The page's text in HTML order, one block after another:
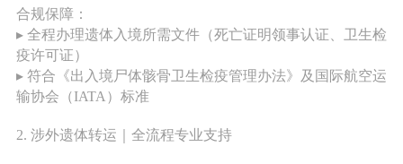
跨境协作
服务场景
合规保障：
▸ 全程办理遗体入境所需文件（死亡证明领事认证、卫生检
疫许可证）
▸ 符合《出入境尸体骸骨卫生检疫管理办法》及国际航空运
输协会（IATA）标准
2. 涉外遗体转运｜全流程专业支持